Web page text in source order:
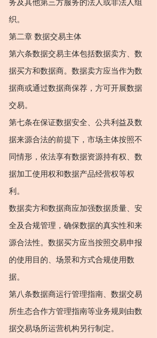
务及其他第三方服务的法人或非法人组
织。
第二章 数据交易主体
第六条数据交易主体包括数据卖方、数
据买方和数据商。数据卖方应当作为数
据商或通过数据商保荐，方可开展数据
交易。
第七条在保证数据安全、公共利益及数
据来源合法的前提下，市场主体按照不
同情形，依法享有数据资源持有权、数
据加工使用权和数据产品经营权等权
利。
数据卖方和数据商应加强数据质量、安
全及合规管理，确保数据的真实性和来
源合法性。数据买方应当按照交易申报
的使用目的、场景和方式合规使用数
据。
第八条数据商运行管理指南、数据交易
所生态合作方管理指南等业务规则由数
据交易场所运营机构另行制定。